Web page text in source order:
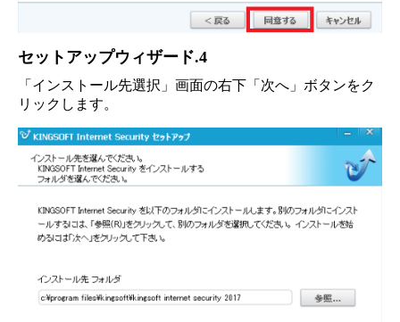
セットアップウィザード.4
「インストール先選択」画面の右下「次へ」ボタンをク
リックします。